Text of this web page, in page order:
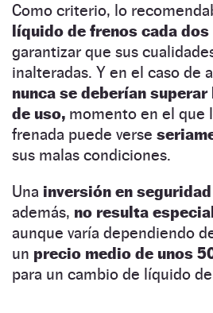
Como criterio, lo
líquido de frenos cada dos
garantizar que sus
inalteradas. Y en el caso de
nunca se deberían
de uso, momento en el que
frenada puede verse
sus malas condiciones.
Una inversión en seguridad
además, no resulta
aunque varía dependiendo
un precio medio de unos
para un cambio de líquido